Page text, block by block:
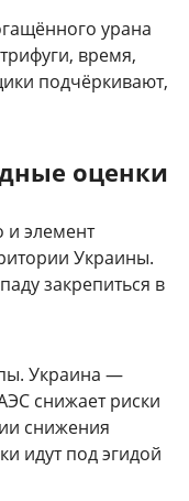
урана
время,
подчёркивают,
оценки
и элемент
Украины.
закрепиться в
Украина —
снижает риски
снижения
идут под эгидой